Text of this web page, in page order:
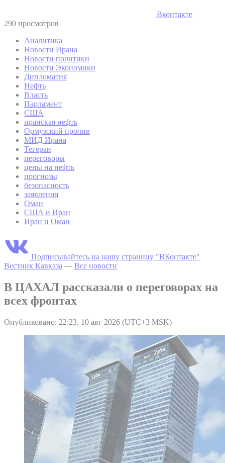
Вконтакте
290 просмотров
Аналитика
Новости Ирана
Новости политики
Новости Экономики
Дипломатия
Нефть
Власть
Парламент
США
иранская нефть
Ормузский пролив
МИД Ирана
Тегеран
переговоры
цены на нефть
прогнозы
безопасность
заявления
Оман
США и Иран
Иран и Оман
Подписывайтесь на нашу страницу "ВКонтакте"
Вестник Кавказа — Все новости
В ЦАХАЛ рассказали о переговорах на
всех фронтах
Опубликовано: 22:23, 10 авг 2026 (UTC+3 MSK)